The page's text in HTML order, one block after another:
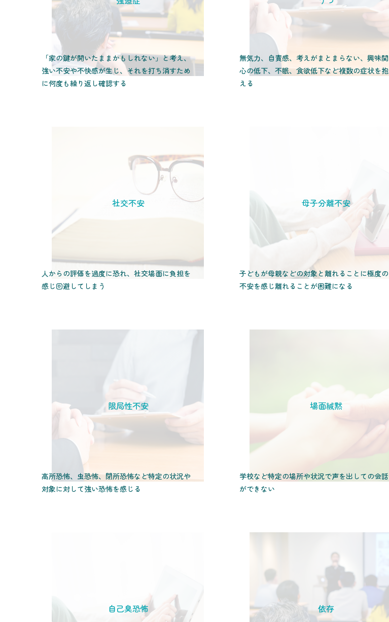
「家の鍵が開いたままかもしれない」と考え、
強い不安や不快感が生じ、それを打ち消すため
に何度も繰り返し確認する
無気力、自責感、考えがまとまらない、興味関
心の低下、不眠、食欲低下など複数の症状を抱
える
社交不安
人からの評価を過度に恐れ、社交場面に負担を
感じ回避してしまう
母子分離不安
子どもが母親などの対象と離れることに極度の
不安を感じ離れることが困難になる
限局性不安
高所恐怖、虫恐怖、閉所恐怖など特定の状況や
対象に対して強い恐怖を感じる
場面緘黙
学校など特定の場所や状況で声を出しての会話
ができない
自己臭恐怖 依存